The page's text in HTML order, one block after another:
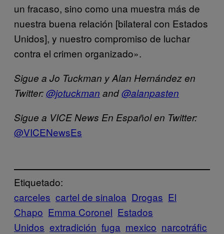
un fracaso, sino como una muestra más de
nuestra buena relación [bilateral con Estados
Unidos], y nuestro compromiso de luchar
contra el crimen organizado».
Sigue a Jo Tuckman y Alan Hernández en
Twitter:@jotuckman and@alanpasten
Sigue a VICE News En Español en Twitter:
@VICENewsEs
Etiquetado:
carceles cartel de sinaloa Drogas El
Chapo Emma Coronel Estados
Unidos extradición fuga mexico narcotráfic